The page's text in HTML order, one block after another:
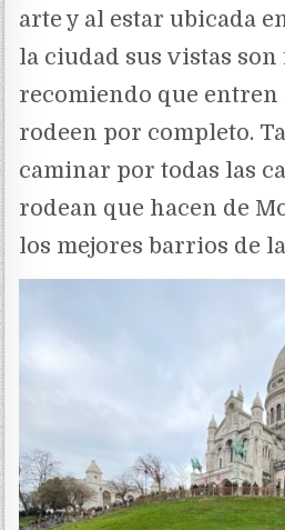
arte y al estar ubicada
la ciudad sus vistas son
recomiendo que
rodeen por completo.
caminar por todas las
rodean que hacen de
los mejores barrios de